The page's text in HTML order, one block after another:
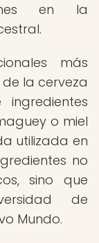
en la
más
la cerveza
o miel
utilizada en
no
sino que
de
Mundo.